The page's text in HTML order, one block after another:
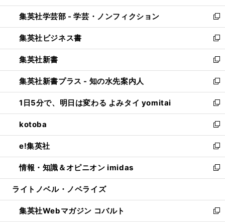
開
く
ウ
で
開
く
ン
ド
ウ
で
開
く
ウ
ィ
ン
ド
ウ
で
開
く
集英社学芸部 - 学芸・ノンフィクション
新
し
い
ウ
ィ
ン
ド
ウ
で
開
く
集英社ビジネス書
新
し
い
ウ
ィ
ン
ド
ウ
で
開
く
集英社新書
新
し
い
ウ
ィ
ン
ド
ウ
で
開
く
集英社新書プラス - 知の水先案内人
新
し
い
ウ
ィ
ン
ド
ウ
で
開
1日5分で、明日は変わる よみタイ yomitai
新
し
い
ウ
ィ
ン
ド
ウ
開
く
kotoba
新
し
い
ウ
ィ
ン
ウ
で
e!集英社
新
し
い
ウ
ン
ド
情報・知識＆オピニオン imidas
新
し
ウ
ィ
ライトノベル・ノベライズ
集英社Webマガジン コバルト
新